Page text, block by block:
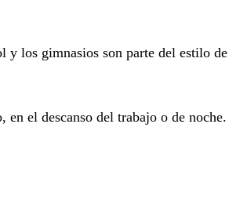
gimnasios son parte del estilo de
el descanso del trabajo o de